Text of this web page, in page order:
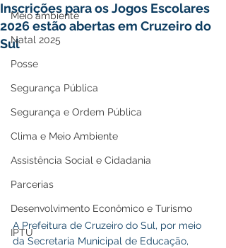
Meio ambiente
Natal 2025
Posse
Segurança Pública
Segurança e Ordem Pública
Clima e Meio Ambiente
Assistência Social e Cidadania
Parcerias
Desenvolvimento Econômico e Turismo
IPTU
Inscrições para os Jogos Escolares
2026 estão abertas em Cruzeiro do
Sul
A Prefeitura de Cruzeiro do Sul, por meio
da Secretaria Municipal de Educação,